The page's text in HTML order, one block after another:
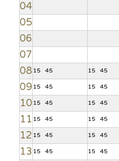
04
05
06
07
08 15 45 15 45
09 15 45 15 45
10 15 45 15 45
11 15 45 15 45
12 15 45 15 45
13 15 45 15 45